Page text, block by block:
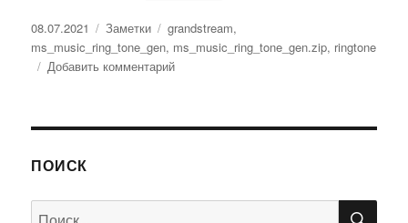
Опубликовано
08.07.2021 Рубрики
Заметки Метки
grandstream,
ms_music_ring_tone_gen, ms_music_ring_tone_gen.zip, ringtone
Добавить комментарийк
рингтон
ПОИСК
Искать: